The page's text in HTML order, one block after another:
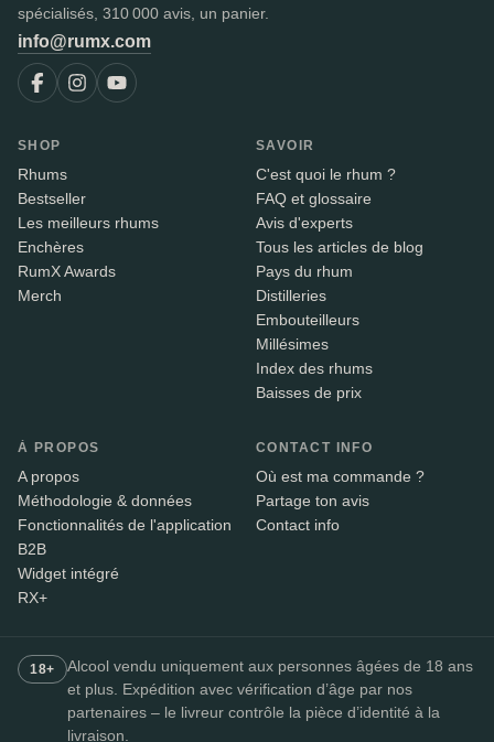
spécialisés, 310 000 avis, un panier.
info@rumx.com
SHOP
Rhums
Bestseller
Les meilleurs rhums
Enchères
RumX Awards
Merch
SAVOIR
C'est quoi le rhum ?
FAQ et glossaire
Avis d'experts
Tous les articles de blog
Pays du rhum
Distilleries
Embouteilleurs
Millésimes
Index des rhums
Baisses de prix
À PROPOS
A propos
Méthodologie & données
Fonctionnalités de l'application
B2B
Widget intégré
RX+
CONTACT INFO
Où est ma commande ?
Partage ton avis
Contact info
18+
Alcool vendu uniquement aux personnes âgées de 18 ans
et plus. Expédition avec vérification d’âge par nos
partenaires – le livreur contrôle la pièce d’identité à la
livraison.